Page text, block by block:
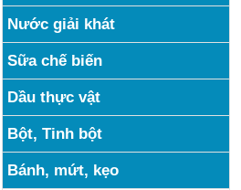
Nước giải khát
Sữa chế biến
Dầu thực vật
Bột, Tinh bột
Bánh, mứt, kẹo